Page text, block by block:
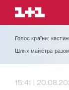
Голос країни:
Шлях майстра
15:41 |